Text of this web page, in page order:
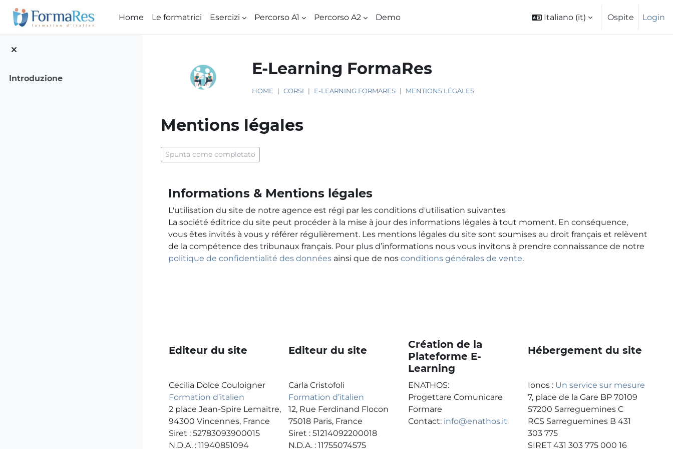
Vai al contenuto principale
Home
Le formatrici Esercizi Percorso A1 Percorso A2 Demo Italiano ‎(it)‎ Ospite Login
Introduzione
E-Learning FormaRes
HOME CORSI E-LEARNING FORMARES MENTIONS LÉGALES
Mentions légales
Spunta come completato
Informations & Mentions légales
L'utilisation du site de notre agence est régi par les conditions d'utilisation suivantes
La société éditrice du site peut procéder à la mise à jour des informations légales à tout moment. En conséquence,
vous êtes invités à vous y référer régulièrement. Les mentions légales du site sont soumises au droit français et relèvent
de la compétence des tribunaux français. Pour plus d’informations nous vous invitons à prendre connaissance de notre
politique de confidentialité des données ainsi que de nos conditions générales de vente.
Editeur du site Editeur du site
Création de la
Plateforme E-
Learning
Hébergement du site
Cecilia Dolce Couloigner
Formation d’italien
2 place Jean-Spire Lemaitre,
94300 Vincennes, France
Siret : 52783093900015
N.D.A. : 11940851094
Carla Cristofoli
Formation d’italien
12, Rue Ferdinand Flocon
75018 Paris, France
Siret : 51214092200018
N.D.A. : 11755074575
ENATHOS:
Progettare Comunicare
Formare
Contact: info@enathos.it
Ionos : Un service sur mesure
7, place de la Gare BP 70109
57200 Sarreguemines C
RCS Sarreguemines B 431
303 775
SIRET 431 303 775 000 16